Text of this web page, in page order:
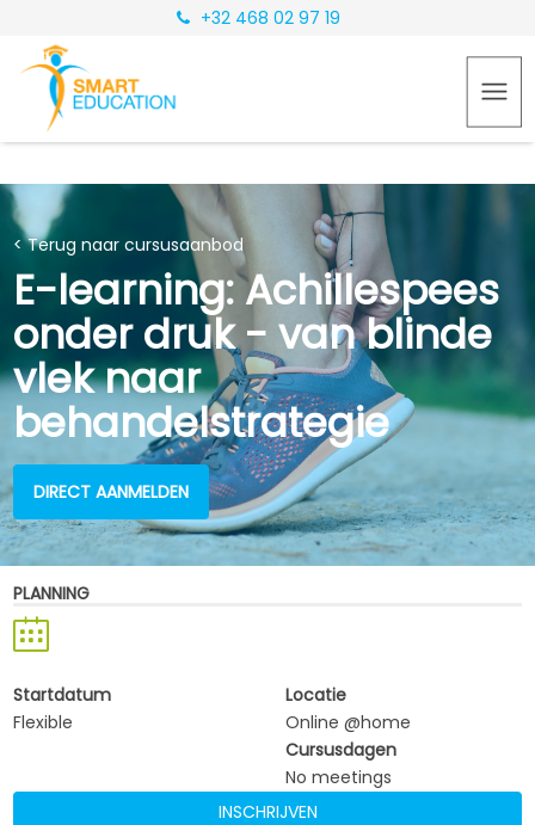
+32 468 02 97 19
< Terug naar cursusaanbod
E-learning: Achillespees
onder druk - van blinde
vlek naar
behandelstrategie
DIRECT AANMELDEN
PLANNING
Startdatum
Flexible
Locatie
Online @home
Cursusdagen
No meetings
INSCHRIJVEN